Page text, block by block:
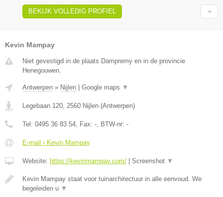
BEKIJK VOLLEDIG PROFIEL
Kevin Mampay
Niet gevestigd in de plaats Dampremy en in de provincie
Henegouwen.
Antwerpen » Nijlen Google maps ▼
Legebaan 120 2560 Nijlen (Antwerpen)
Tel: 0495 36 83 54 , Fax: - , BTW-nr: -
E-mail › Kevin Mampay
Website: https://kevinmampay.com/ Screenshot ▼
Kevin Mampay staat voor tuinarchitectuur in alle eenvoud. We
begeleiden u ▼